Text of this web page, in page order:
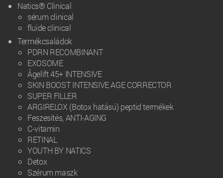
Natics® Clinical
sérum clinical
fluide clinical
Termékcsaládok
PDRN RECOMBINANT
EXOSOME
Âgelift 45+ INTENSIVE
SKIN BOOST INTENSIVE AGE CORRECTOR
SUPER FILLER
ARGIRELOX (Botox hatású) peptid termékek
Feszesítés, ANTI-AGING
C-vitamin
RETINAL
YOUTH BY NATICS
Detox
Szérum maszk